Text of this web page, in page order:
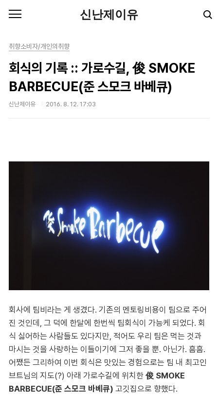
신난제이유
취향소비자/개인의취향
회식의 기록 :: 가로수길, 俊 SMOKE
BARBECUE(준 스모크 바베큐)
신난제이유 2016. 8. 12. 17:03
회사에 팀비라는 게 생겼다. 기존의 멘토링비용이 팀으로 주어
진 것인데, 그 덕에 한달에 한번씩 팀회식이 가능케 되었다. 회
식 싫어하는 사람들도 있다지만, 적어도 우리 팀은 먹는 것과
마시는 것을 사랑하는 이들이기에 그저 좋을 뿐. 아닌가. 흠흠.
어쨌든 그리하여 이번 회식은 맛있는 경험으로는 팀 내 최고인
브트님의 지도(?) 아래 가로수길에 위치한 俊 SMOKE
BARBECUE(준 스모크 바베큐) 고깃집으로 향했다.